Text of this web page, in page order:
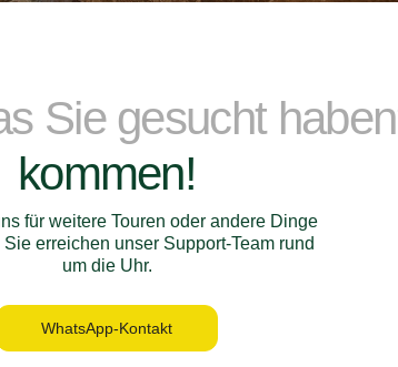
Sie gesucht
kommen!
für weitere Touren oder andere Dinge
Sie erreichen unser Support-Team rund
um die Uhr.
WhatsApp-Kontakt